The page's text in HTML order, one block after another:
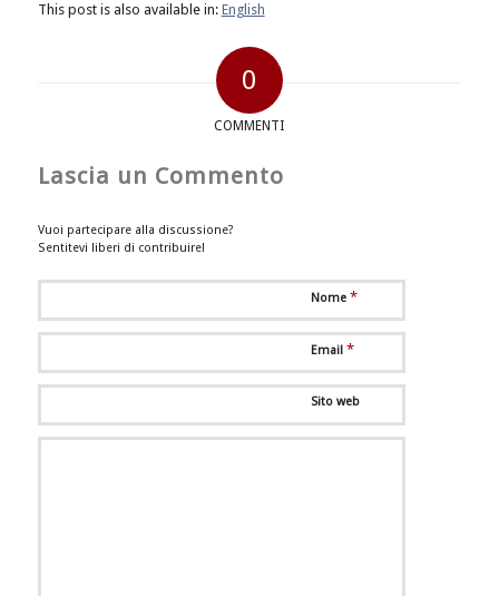
This post is also available in: English
0
COMMENTI
Lascia un Commento
Vuoi partecipare alla discussione?
Sentitevi liberi di contribuire!
Nome *
Email *
Sito web